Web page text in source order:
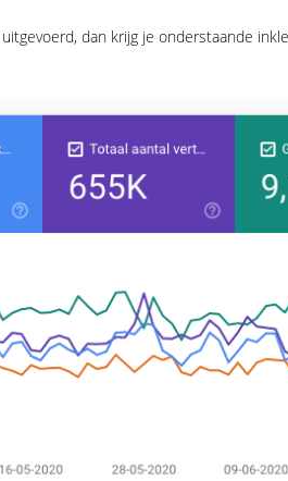
dan krijg je onderstaande